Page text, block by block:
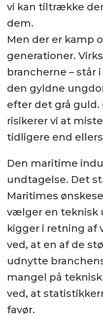
vi kan tiltrække
dem.
Men der er kamp
generationer.
brancherne – står
den gyldne
efter det grå guld.
risikerer vi at
tidligere end
Den maritime
undtagelse. Det
Maritimes
vælger en teknisk
kigger i retning af
ved, at en af de
udnytte
mangel på
ved, at
favør.